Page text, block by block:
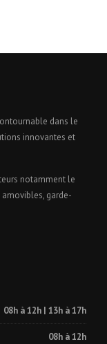
dans le
innovantes et
notamment le
garde-
08h à 12h | 13h à 17h
08h à 12h